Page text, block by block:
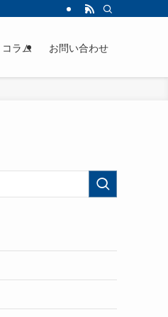
コラム お問い合わせ